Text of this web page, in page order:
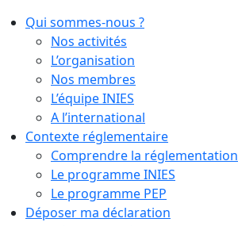
Qui sommes-nous ?
Nos activités
L’organisation
Nos membres
L’équipe INIES
A l’international
Contexte réglementaire
Comprendre la réglementation
Le programme INIES
Le programme PEP
Déposer ma déclaration